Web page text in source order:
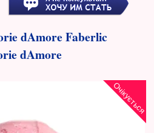
dAmore Faberlic
dAmore
Очікується